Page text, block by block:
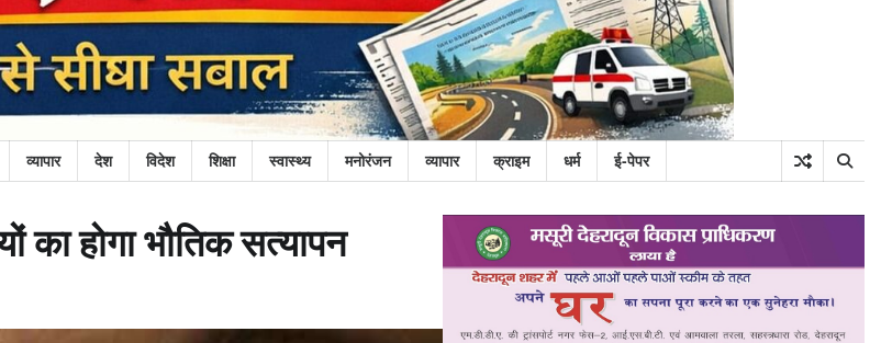
व्यापार देश विदेश शिक्षा स्वास्थ्य मनोरंजन व्यापार क्राइम धर्म ई-पेपर
का होगा भौतिक सत्यापन